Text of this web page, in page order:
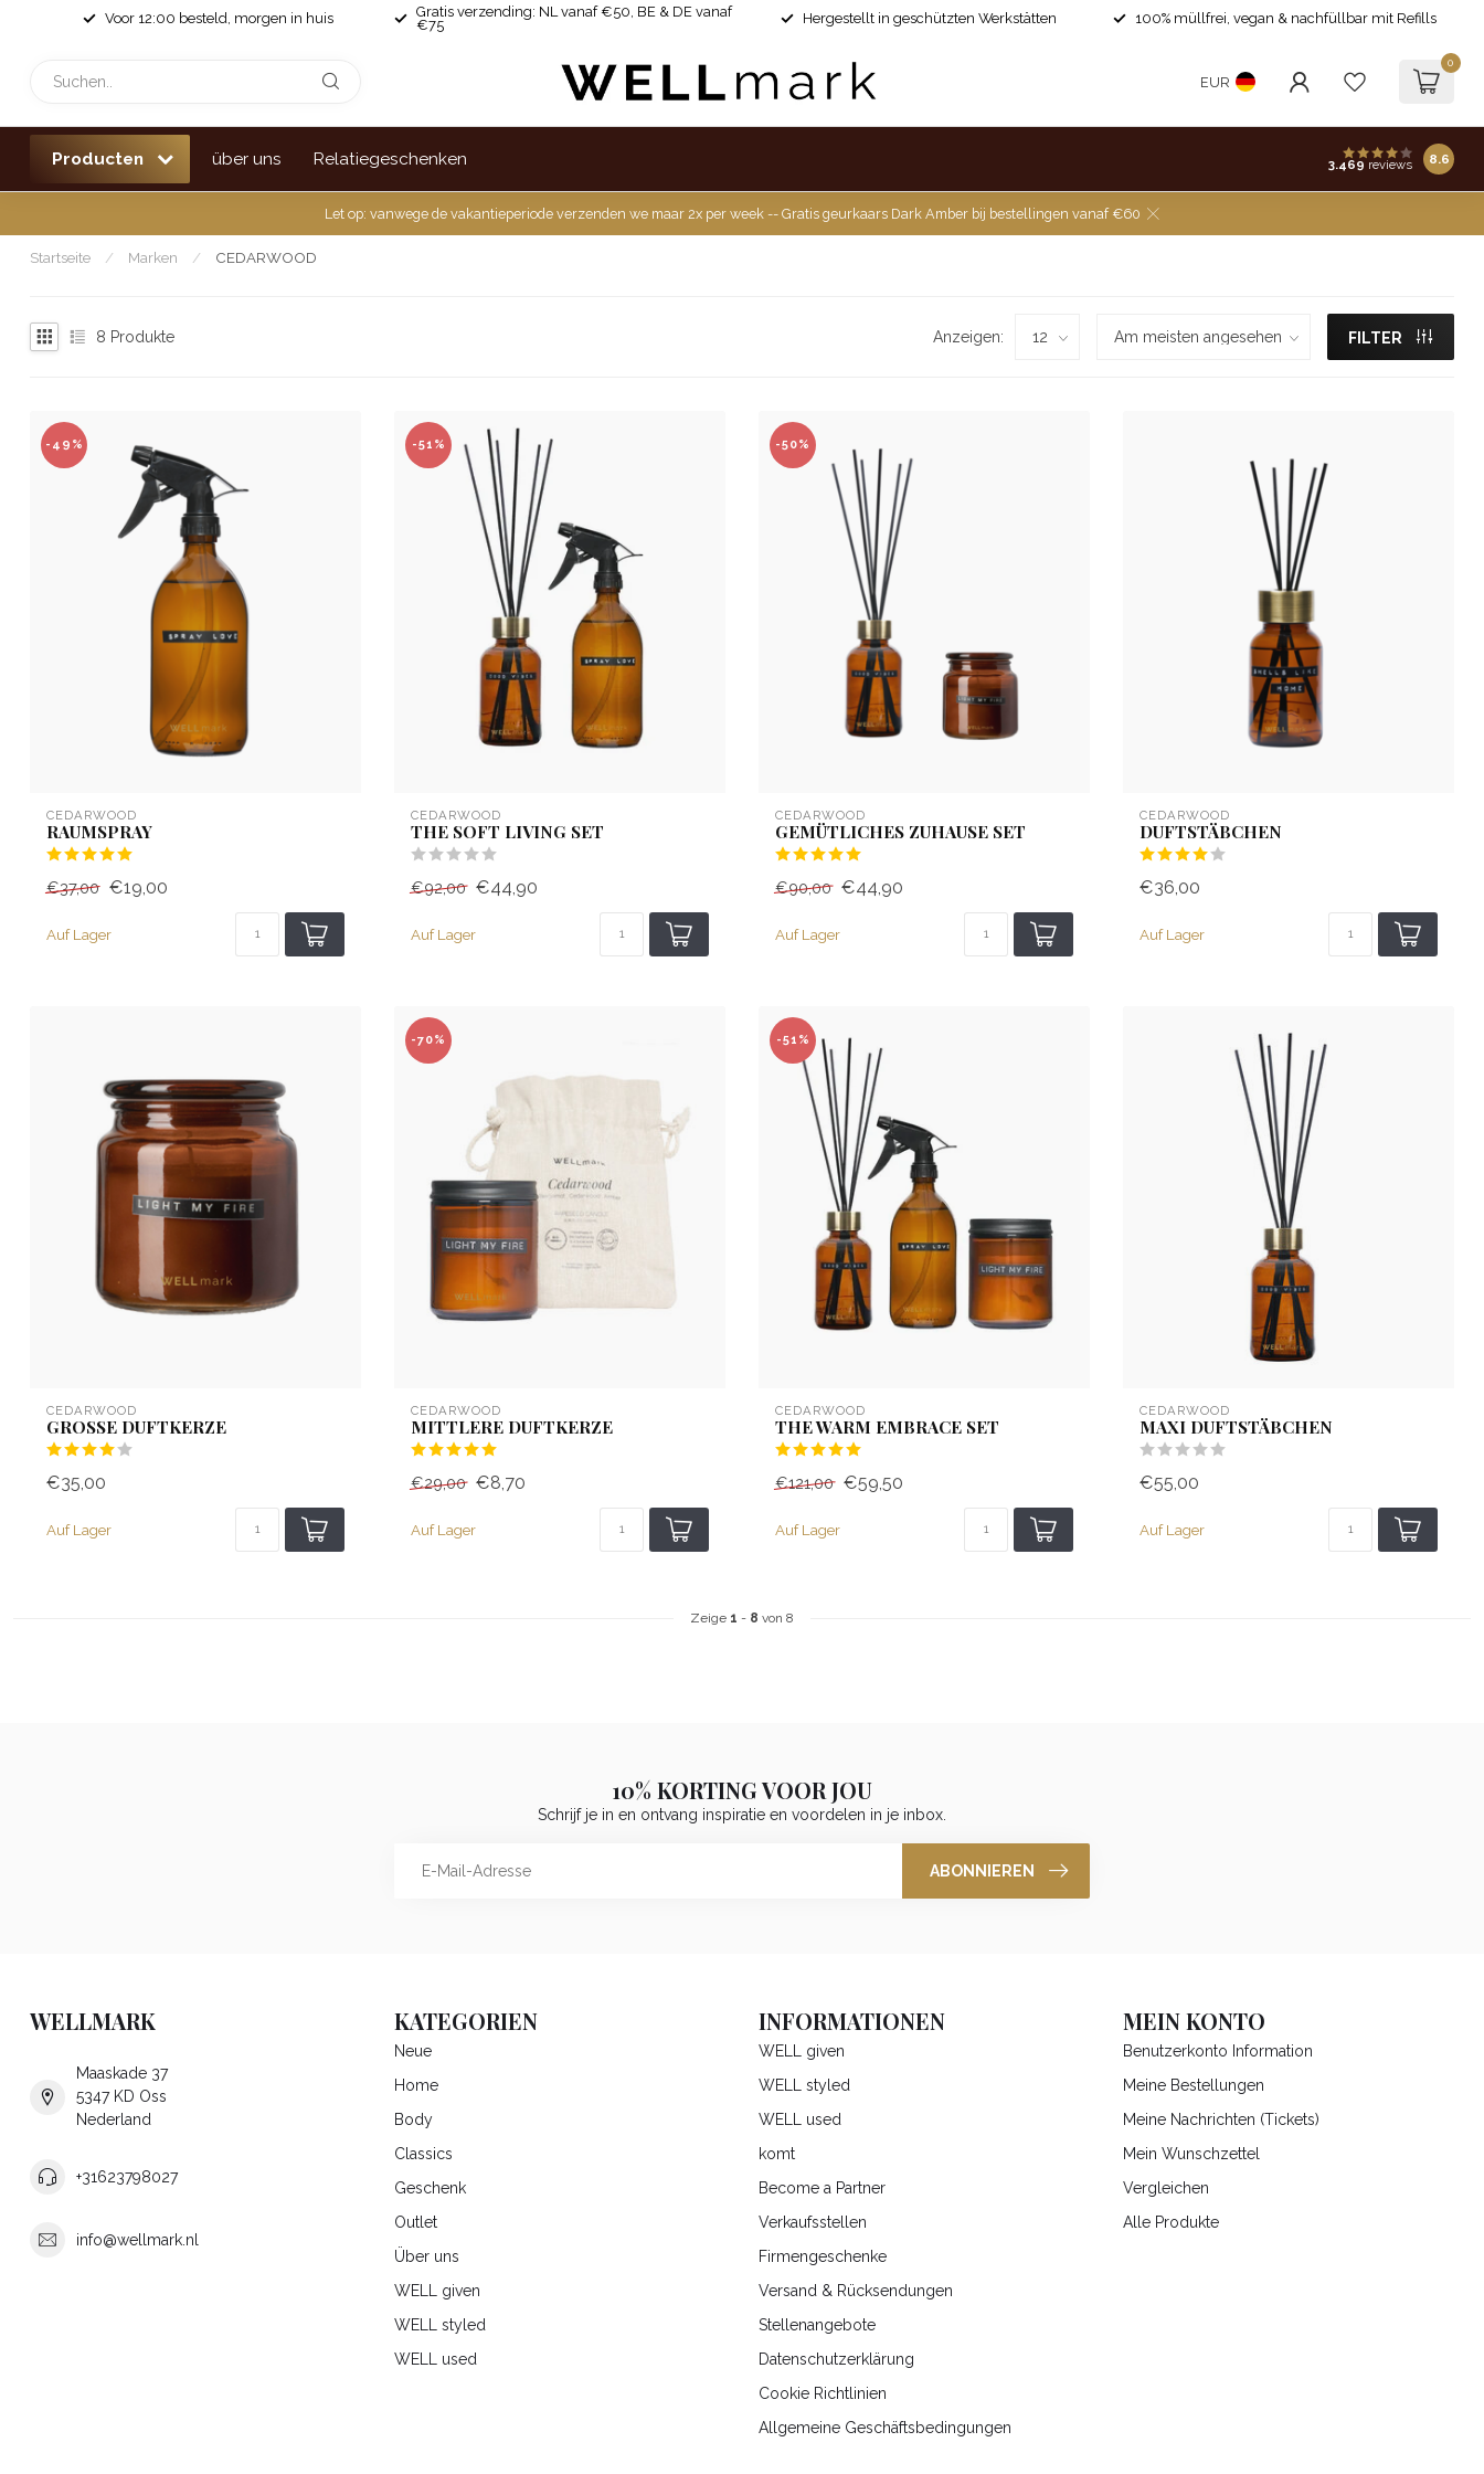
Voor 12:00 besteld, morgen in huis
Gratis verzending: NL vanaf €50, BE & DE vanaf
€75
Hergestellt in geschützten Werkstätten 100% müllfrei, vegan & nachfüllbar mit Refills
EUR
0
Producten über uns Relatiegeschenken 3.469 reviews 8.6
Let op: vanwege de vakantieperiode verzenden we maar 2x per week -- Gratis geurkaars Dark Amber bij bestellingen vanaf €60
Startseite / Marken / CEDARWOOD
8 Produkte Anzeigen: FILTER
-49%
CEDARWOOD
RAUMSPRAY
€37,00 €19,00
Auf Lager
-51%
CEDARWOOD
THE SOFT LIVING SET
€92,00 €44,90
Auf Lager
-50%
CEDARWOOD
GEMÜTLICHES ZUHAUSE SET
€90,00 €44,90
Auf Lager
CEDARWOOD
DUFTSTÄBCHEN
€36,00
Auf Lager
CEDARWOOD
GROSSE DUFTKERZE
€35,00
Auf Lager
-70%
CEDARWOOD
MITTLERE DUFTKERZE
€29,00 €8,70
Auf Lager
-51%
CEDARWOOD
THE WARM EMBRACE SET
€121,00 €59,50
Auf Lager
CEDARWOOD
MAXI DUFTSTÄBCHEN
€55,00
Auf Lager
Zeige 1 - 8 von 8
10% KORTING VOOR JOU
Schrijf je in en ontvang inspiratie en voordelen in je inbox.
ABONNIEREN
WELLMARK
Maaskade 37
5347 KD Oss
Nederland
+31623798027
info@wellmark.nl
KATEGORIEN
Neue
Home
Body
Classics
Geschenk
Outlet
Über uns
WELL given
WELL styled
WELL used
INFORMATIONEN
WELL given
WELL styled
WELL used
komt
Become a Partner
Verkaufsstellen
Firmengeschenke
Versand & Rücksendungen
Stellenangebote
Datenschutzerklärung
Cookie Richtlinien
Allgemeine Geschäftsbedingungen
MEIN KONTO
Benutzerkonto Information
Meine Bestellungen
Meine Nachrichten (Tickets)
Mein Wunschzettel
Vergleichen
Alle Produkte